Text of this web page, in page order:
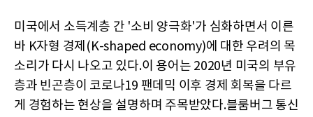
미국에서 소득계층 간 '소비 양극화'가 심화하면서 이른
바 K자형 경제(K-shaped economy)에 대한 우려의 목
소리가 다시 나오고 있다.이 용어는 2020년 미국의 부유
층과 빈곤층이 코로나19 팬데믹 이후 경제 회복을 다르
게 경험하는 현상을 설명하며 주목받았다.블룸버그 통신